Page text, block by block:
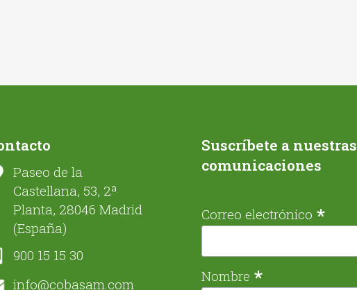
Paseo de la
Castellana, 53, 2ª
Planta, 28046 Madrid
(España)
900 15 15 30
info@cobasam.com
Suscríbete a nuestras
comunicaciones
Correo electrónico *
Nombre *